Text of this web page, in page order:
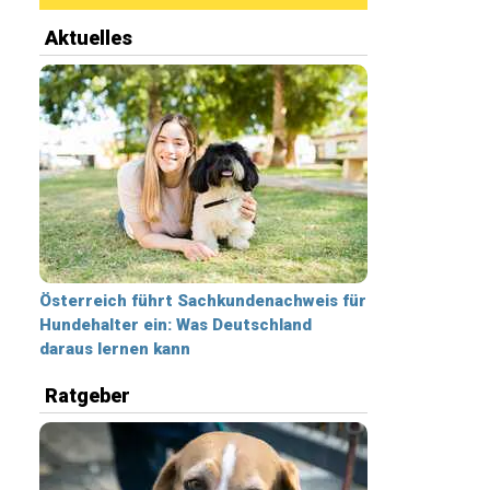
Aktuelles
Österreich führt Sachkundenachweis für
Hundehalter ein: Was Deutschland
daraus lernen kann
Ratgeber